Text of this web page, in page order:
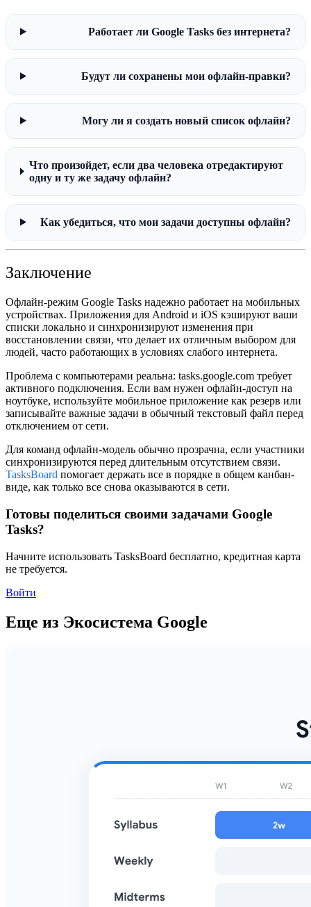
Работает ли Google Tasks без интернета?
Будут ли сохранены мои офлайн-правки?
Могу ли я создать новый список офлайн?
Что произойдет, если два человека отредактируют
одну и ту же задачу офлайн?
Как убедиться, что мои задачи доступны офлайн?
Заключение
Офлайн-режим Google Tasks надежно работает на мобильных
устройствах. Приложения для Android и iOS кэшируют ваши
списки локально и синхронизируют изменения при
восстановлении связи, что делает их отличным выбором для
людей, часто работающих в условиях слабого интернета.
Проблема с компьютерами реальна: tasks.google.com требует
активного подключения. Если вам нужен офлайн-доступ на
ноутбуке, используйте мобильное приложение как резерв или
записывайте важные задачи в обычный текстовый файл перед
отключением от сети.
Для команд офлайн-модель обычно прозрачна, если участники
синхронизируются перед длительным отсутствием связи.
TasksBoard помогает держать все в порядке в общем канбан-
виде, как только все снова оказываются в сети.
Готовы поделиться своими задачами Google
Tasks?
Начните использовать TasksBoard бесплатно, кредитная карта
не требуется.
Войти
Еще из Экосистема Google